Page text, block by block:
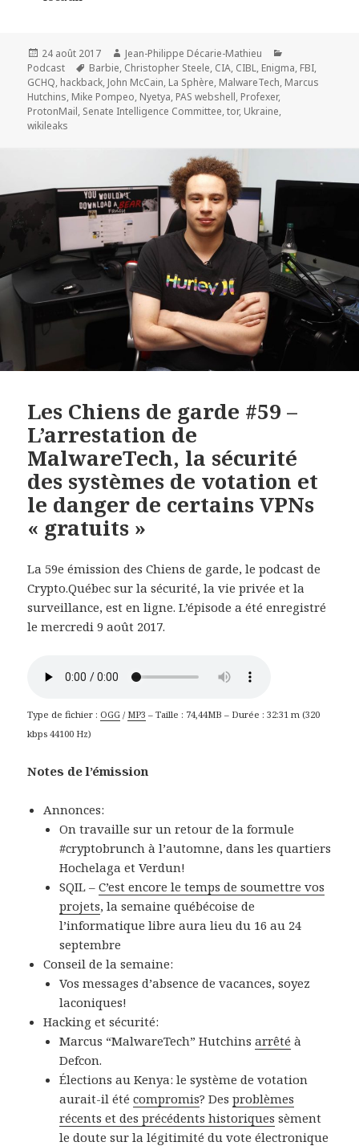
Publié
le
24 août 2017 Auteur
Jean-Philippe Décarie-Mathieu
Podcast
Mots-
clés
Barbie, Christopher Steele, CIA, CIBL, Enigma, FBI,
GCHQ, hackback, John McCain, La Sphère, MalwareTech, Marcus
Hutchins, Mike Pompeo, Nyetya, PAS webshell, Profexer,
ProtonMail, Senate Intelligence Committee,tor, Ukraine,
wikileaks
Les Chiens de garde #59 –
L’arrestation de
MalwareTech, la sécurité
des systèmes de votation et
le danger de certains VPNs
« gratuits »
La 59e émission des Chiens de garde, le podcast de
Crypto.Québec sur la sécurité, la vie privée et la
surveillance, est en ligne. L’épisode a été enregistré
le mercredi 9 août 2017.
Type de fichier : OGG / MP3 – Taille : 74,44MB – Durée : 32:31 m (320
kbps 44100 Hz)
Notes de l’émission
Annonces:
On travaille sur un retour de la formule
#cryptobrunch à l’automne, dans les quartiers
Hochelaga et Verdun!
SQIL –C’est encore le temps de soumettre vos
projets, la semaine québécoise de
l’informatique libre aura lieu du 16 au 24
septembre
Conseil de la semaine:
Vos messages d’absence de vacances, soyez
laconiques!
Hacking et sécurité:
Marcus “MalwareTech” Hutchinsarrêté à
Defcon.
Élections au Kenya: le système de votation
aurait-il étécompromis? Desproblèmes
récents et des précédents historiques sèment
le doute sur la légitimité du vote électronique